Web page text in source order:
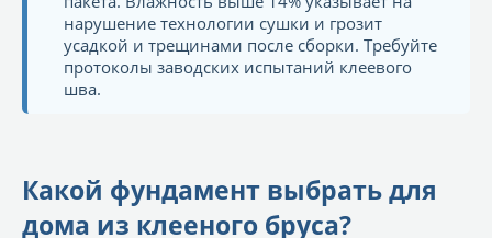
нарушение технологии сушки и грозит
усадкой и трещинами после сборки. Требуйте
протоколы заводских испытаний клеевого
шва.
Какой фундамент выбрать для
дома из клееного бруса?